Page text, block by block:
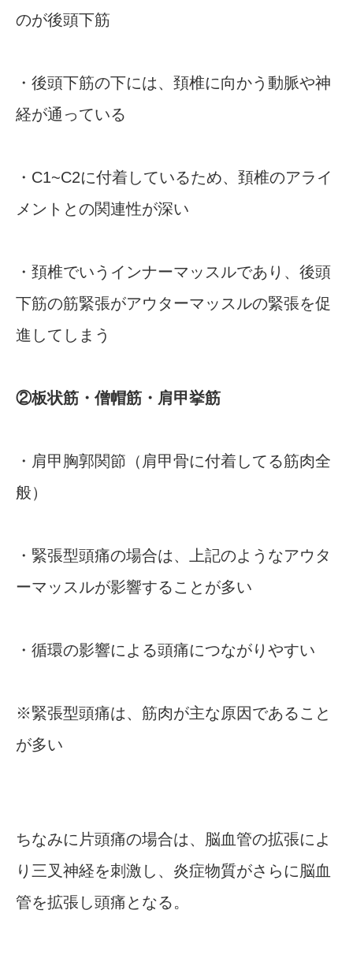
のが後頭下筋
・後頭下筋の下には、頚椎に向かう動脈や神
経が通っている
・C1~C2に付着しているため、頚椎のアライ
メントとの関連性が深い
・頚椎でいうインナーマッスルであり、後頭
下筋の筋緊張がアウターマッスルの緊張を促
進してしまう
②板状筋・僧帽筋・肩甲挙筋
・肩甲胸郭関節（肩甲骨に付着してる筋肉全
般）
・緊張型頭痛の場合は、上記のようなアウタ
ーマッスルが影響することが多い
・循環の影響による頭痛につながりやすい
※緊張型頭痛は、筋肉が主な原因であること
が多い
ちなみに片頭痛の場合は、脳血管の拡張によ
り三叉神経を刺激し、炎症物質がさらに脳血
管を拡張し頭痛となる。